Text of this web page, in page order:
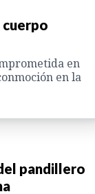
cuerpo
en
en la
pandillero